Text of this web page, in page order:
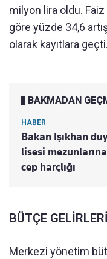
milyon lira oldu. Faiz
göre yüzde 34,6
olarak kayıtlara geçti.
BAKMADAN
HABER
Bakan Işıkhan
lisesi
cep harçlığı
BÜTÇE
Merkezi yönetim